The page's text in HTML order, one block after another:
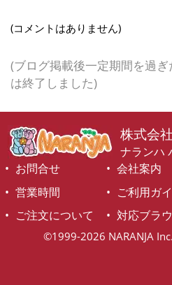
(コメントはありません)
(ブログ掲載後一定期間を過
は終了しました)
株式会
ナランハ
お問合せ
会社案内
営業時間
ご利用ガ
ご注文について
対応ブラ
©1999-2026 NARANJA